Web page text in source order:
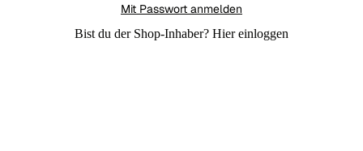
Mit Passwort anmelden
Bist du der Shop-Inhaber? Hier einloggen